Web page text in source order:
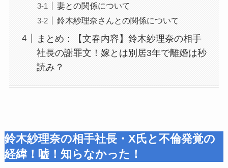
妻との関係について
鈴木紗理奈さんとの関係について
まとめ：【文春内容】鈴木紗理奈の相手
社長の謝罪文！嫁とは別居3年で離婚は秒
読み？
鈴木紗理奈の相手社長・X氏と不倫発覚の
経緯！嘘！知らなかった！